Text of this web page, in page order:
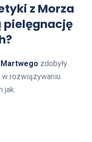
z Morza
pielęgnację
zdobyły
rozwiązywaniu
jak: